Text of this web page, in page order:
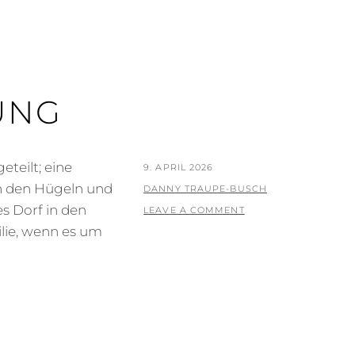
eine
den Hügeln und
Dorf in den
wenn es um
POSTED
ON
9. APRIL 2026
BY
DANNY TRAUPE-BUSCH
LEAVE A COMMENT